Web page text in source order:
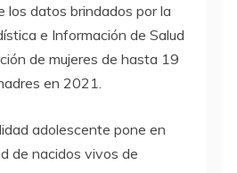
los datos brindados por la
e Información de Salud
de mujeres de hasta 19
en 2021.
adolescente pone en
de nacidos vivos de